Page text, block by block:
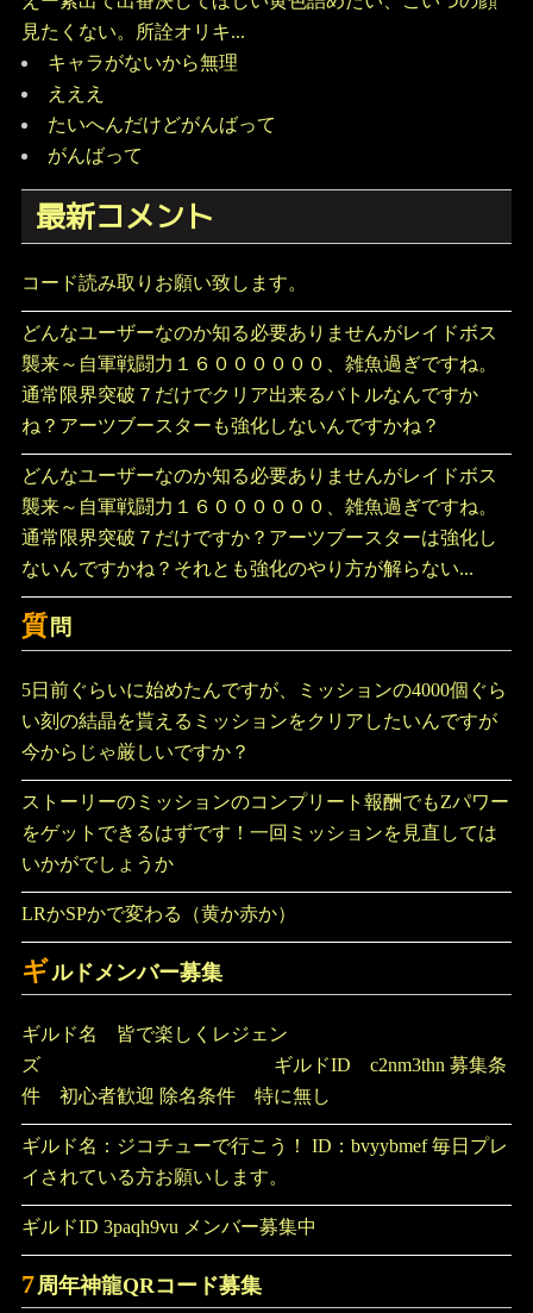
見たくない。所詮オリキ...
キャラがないから無理
えええ
たいへんだけどがんばって
がんばって
最新コメント
コード読み取りお願い致します。
どんなユーザーなのか知る必要ありませんがレイドボス
襲来～自軍戦闘力１６００００００、雑魚過ぎですね。
通常限界突破７だけでクリア出来るバトルなんですか
ね？アーツブースターも強化しないんですかね？
どんなユーザーなのか知る必要ありませんがレイドボス
襲来～自軍戦闘力１６００００００、雑魚過ぎですね。
通常限界突破７だけですか？アーツブースターは強化し
ないんですかね？それとも強化のやり方が解らない...
質 問
5日前ぐらいに始めたんですが、ミッションの4000個ぐら
い刻の結晶を貰えるミッションをクリアしたいんですが
今からじゃ厳しいですか？
ストーリーのミッションのコンプリート報酬でもZパワー
をゲットできるはずです！一回ミッションを見直しては
いかがでしょうか
LRかSPかで変わる（黄か赤か）
ギルドメンバー募集
ギルド名 皆で楽しくレジェン
ズ ギルドID c2nm3thn 募集条
件 初心者歓迎 除名条件 特に無し
ギルド名：ジコチューで行こう！ ID：bvyybmef 毎日プレ
イされている方お願いします。
ギルドID 3paqh9vu メンバー募集中
7周年神龍QRコード募集